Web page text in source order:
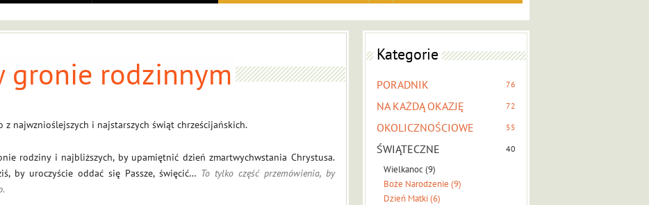
gronie rodzinnym
najwznioślejszych i najstarszych świąt chrześcijańskich.
rodziny i najbliższych, by upamiętnić dzień zmartwychwstania Chrystusa.
by uroczyście oddać się Passze, święcić… To tylko część przemówienia, by
Kategorie
PORADNIK 76
NA KAŻDĄ OKAZJĘ 72
OKOLICZNOŚCIOWE 55
ŚWIĄTECZNE 40
Wielkanoc (9)
Boże Narodzenie (9)
Dzień Matki (6)